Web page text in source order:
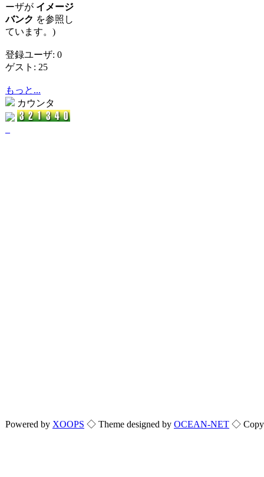
ーザが イメージ
バンク を参照し
ています。)
登録ユーザ: 0
ゲスト: 25
もっと...
カウンタ
Powered by XOOPS ◇ Theme designed by OCEAN-NET ◇